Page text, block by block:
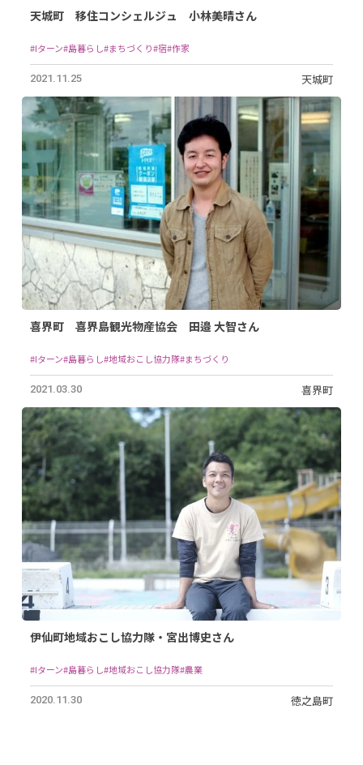
天城町 移住コンシェルジュ 小林美晴さん
#Iターン#島暮らし#まちづくり#宿#作家
2021.11.25 天城町
喜界町 喜界島観光物産協会 田邉 大智さん
#Iターン#島暮らし#地域おこし協力隊#まちづくり
2021.03.30 喜界町
伊仙町地域おこし協力隊・宮出博史さん
#Iターン#島暮らし#地域おこし協力隊#農業
2020.11.30 徳之島町